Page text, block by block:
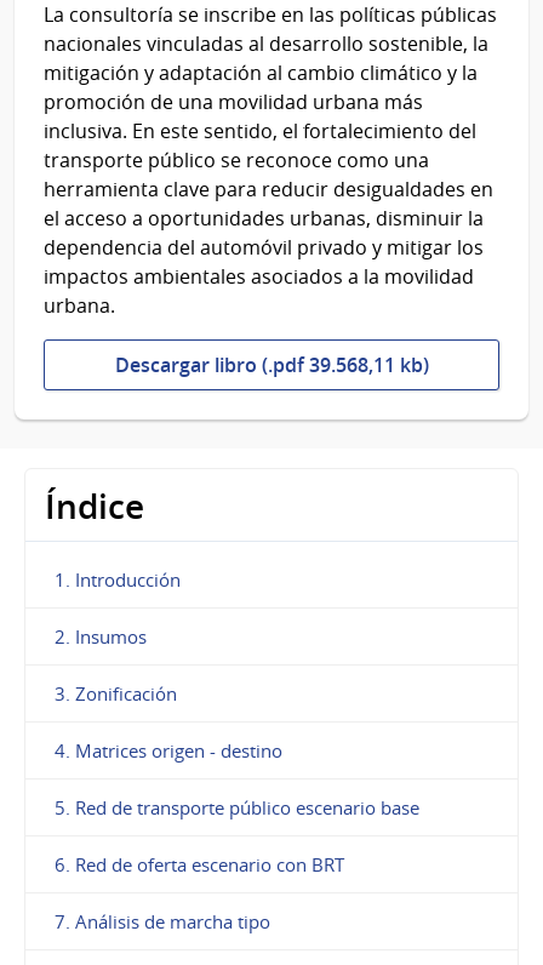
La consultoría se inscribe en las políticas públicas
nacionales vinculadas al desarrollo sostenible, la
mitigación y adaptación al cambio climático y la
promoción de una movilidad urbana más
inclusiva. En este sentido, el fortalecimiento del
transporte público se reconoce como una
herramienta clave para reducir desigualdades en
el acceso a oportunidades urbanas, disminuir la
dependencia del automóvil privado y mitigar los
impactos ambientales asociados a la movilidad
urbana.
Descargar libro (.pdf 39.568,11 kb)
Índice
1. Introducción
2. Insumos
3. Zonificación
4. Matrices origen - destino
5. Red de transporte público escenario base
6. Red de oferta escenario con BRT
7. Análisis de marcha tipo